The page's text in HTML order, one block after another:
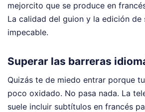
mejorcito que se produce en
La calidad del guion y la edición de
impecable.
Superar las barreras
Quizás te de miedo entrar porque
poco oxidado. No pasa nada. La
suele incluir subtítulos en francés